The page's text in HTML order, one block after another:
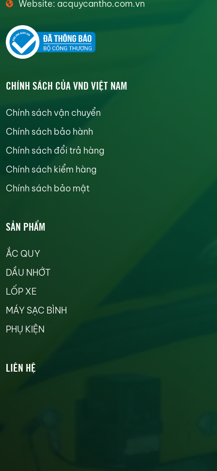
Website: acquycantho.com.vn
CHÍNH SÁCH CỦA VND VIỆT NAM
Chính sách vận chuyển
Chính sách bảo hành
Chính sách đổi trả hàng
Chính sách kiểm hàng
Chính sách bảo mật
SẢN PHẨM
ẮC QUY
DẦU NHỚT
LỐP XE
MÁY SẠC BÌNH
PHỤ KIỆN
LIÊN HỆ